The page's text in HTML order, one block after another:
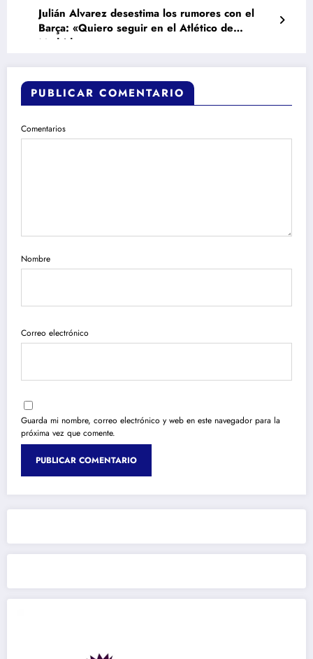
Julián Alvarez desestima los rumores con el
Barça: «Quiero seguir en el Atlético de
Madrid»
PUBLICAR COMENTARIO
Comentarios
Nombre
Correo electrónico
Guarda mi nombre, correo electrónico y web en este navegador para la
próxima vez que comente.